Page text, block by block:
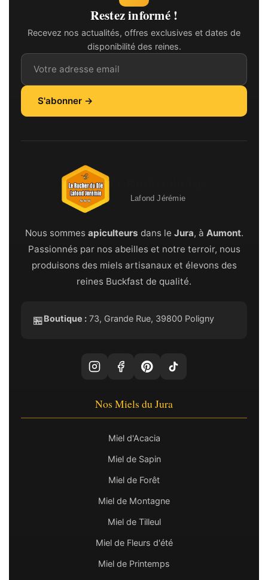
Restez informé !
Recevez nos actualités, offres exclusives et dates de
disponibilité des reines.
Adresse email
S'abonner →
Le Rucher du Djé
Lafond Jérémie
Nous sommes apiculteurs dans le Jura, à Aumont.
Passionnés par nos abeilles et notre terroir, nous
produisons des miels artisanaux et élevons des
reines Buckfast de qualité.
🏪Boutique : 73, Grande Rue, 39800 Poligny
Nos Miels du Jura
Miel d'Acacia
Miel de Sapin
Miel de Forêt
Miel de Montagne
Miel de Tilleul
Miel de Fleurs d'été
Miel de Printemps